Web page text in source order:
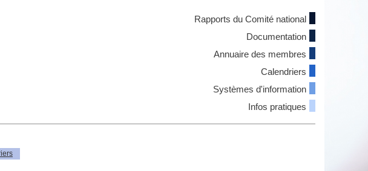
Rapports du Comité national
Documentation
Annuaire des membres
Calendriers
Systèmes d'information
Infos pratiques